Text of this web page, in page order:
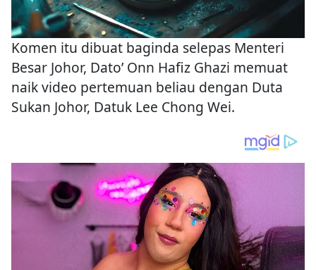
Komen itu dibuat baginda selepas Menteri
Besar Johor, Dato’ Onn Hafiz Ghazi memuat
naik video pertemuan beliau dengan Duta
Sukan Johor, Datuk Lee Chong Wei.